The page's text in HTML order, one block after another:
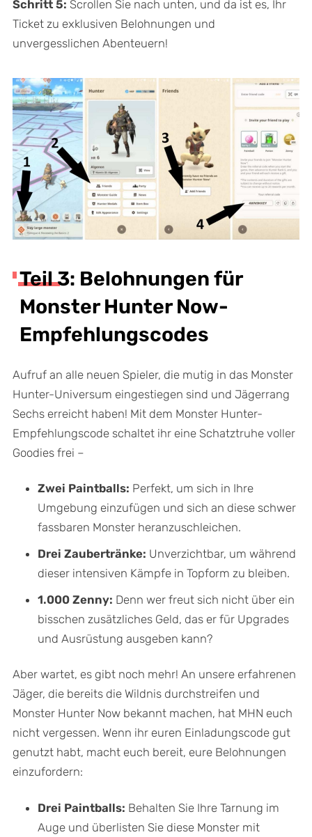
Schritt 5: Scrollen Sie nach unten, und da ist es, Ihr
Ticket zu exklusiven Belohnungen und
unvergesslichen Abenteuern!
Teil 3: Belohnungen für
Monster Hunter Now-
Empfehlungscodes
Aufruf an alle neuen Spieler, die mutig in das Monster
Hunter-Universum eingestiegen sind und Jägerrang
Sechs erreicht haben! Mit dem Monster Hunter-
Empfehlungscode schaltet ihr eine Schatztruhe voller
Goodies frei –
Zwei Paintballs: Perfekt, um sich in Ihre
Umgebung einzufügen und sich an diese schwer
fassbaren Monster heranzuschleichen.
Drei Zaubertränke: Unverzichtbar, um während
dieser intensiven Kämpfe in Topform zu bleiben.
1.000 Zenny: Denn wer freut sich nicht über ein
bisschen zusätzliches Geld, das er für Upgrades
und Ausrüstung ausgeben kann?
Aber wartet, es gibt noch mehr! An unsere erfahrenen
Jäger, die bereits die Wildnis durchstreifen und
Monster Hunter Now bekannt machen, hat MHN euch
nicht vergessen. Wenn ihr euren Einladungscode gut
genutzt habt, macht euch bereit, eure Belohnungen
einzufordern:
Drei Paintballs: Behalten Sie Ihre Tarnung im
Auge und überlisten Sie diese Monster mit